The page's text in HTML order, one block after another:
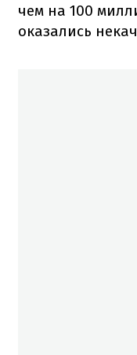
чем на 100
оказались